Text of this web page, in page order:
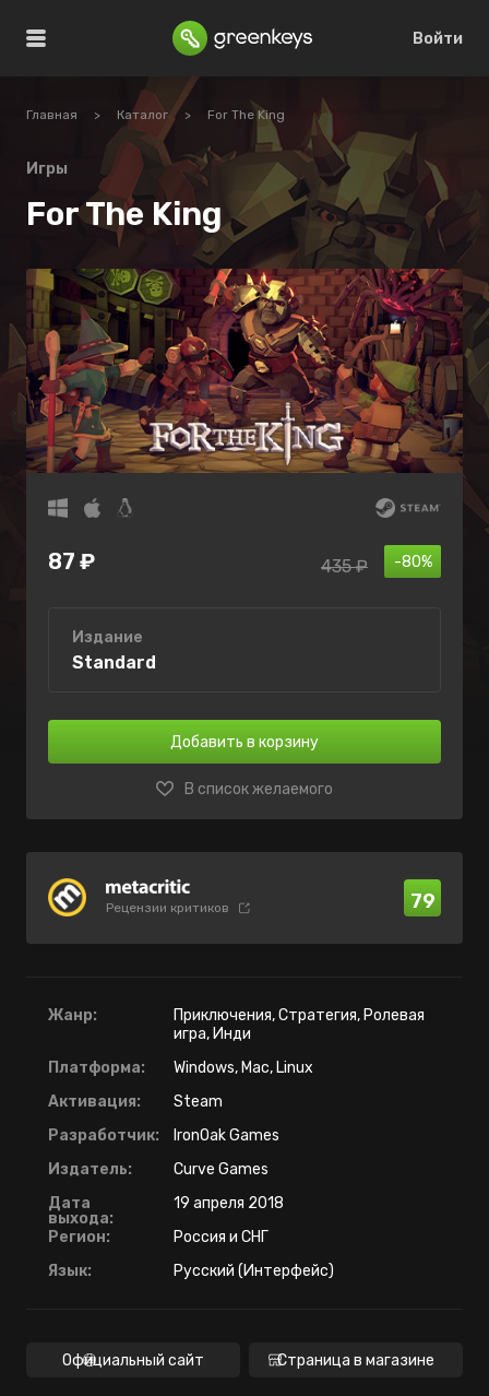
Войти
Главная > Каталог > For The King
Игры
For The King
87 ₽ -80%
435 ₽
Издание
Standard
Добавить в корзину
В список желаемого
Рецензии критиков 79
Жанр:
Приключения, Стратегия, Ролевая
игра, Инди
Платформа:
Windows, Mac, Linux
Активация:
Steam
Разработчик:
IronOak Games
Издатель:
Curve Games
Дата
выхода:
19 апреля 2018
Регион:
Россия и СНГ
Язык:
Русский (Интерфейс)
Официальный сайт Страница в магазине